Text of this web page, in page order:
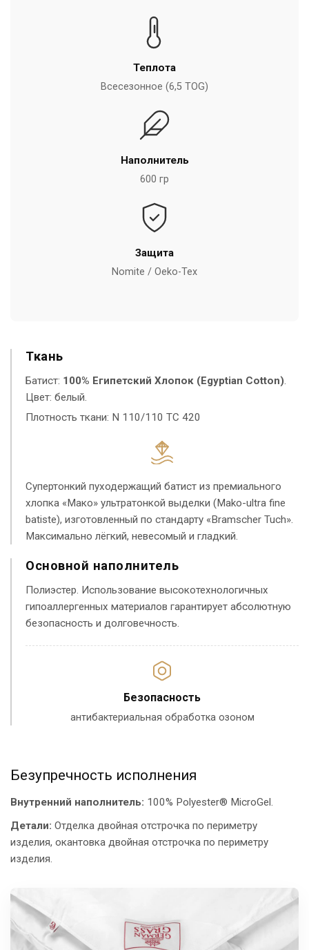
Теплота
Всесезонное (6,5 TOG)
Наполнитель
600 гр
Защита
Nomite / Oeko-Tex
Ткань
Батист: 100% Египетский Хлопок (Egyptian Cotton).
Цвет: белый.
Плотность ткани: N 110/110 TC 420
Супертонкий пуходержащий батист из премиального
хлопка «Мако» ультратонкой выделки (Mako-ultra fine
batiste), изготовленный по стандарту «Bramscher Tuch».
Максимально лёгкий, невесомый и гладкий.
Основной наполнитель
Полиэстер. Использование высокотехнологичных
гипоаллергенных материалов гарантирует абсолютную
безопасность и долговечность.
Безопасность
антибактериальная обработка озоном
Безупречность исполнения
Внутренний наполнитель: 100% Polyester® MicroGel.
Детали: Отделка двойная отстрочка по периметру
изделия, окантовка двойная отстрочка по периметру
изделия.